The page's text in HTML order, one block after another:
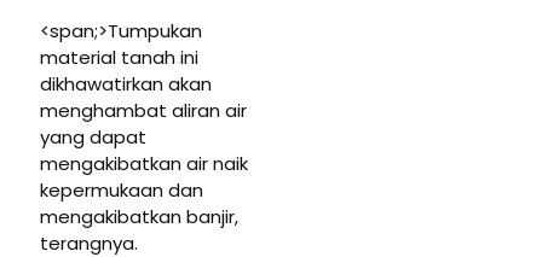
<span;>Tumpukan
material tanah ini
dikhawatirkan akan
menghambat aliran air
yang dapat
mengakibatkan air naik
kepermukaan dan
mengakibatkan banjir,
terangnya.